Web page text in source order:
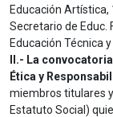
Educación Artística,
Secretario de Educ.
Educación Técnica
II.- La
Ética y
miembros titulares
Estatuto Social)